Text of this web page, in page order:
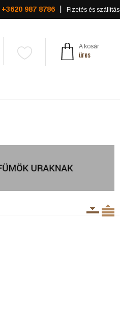
+3620 987 8786 Fizetés és szállítás
A kosár
üres